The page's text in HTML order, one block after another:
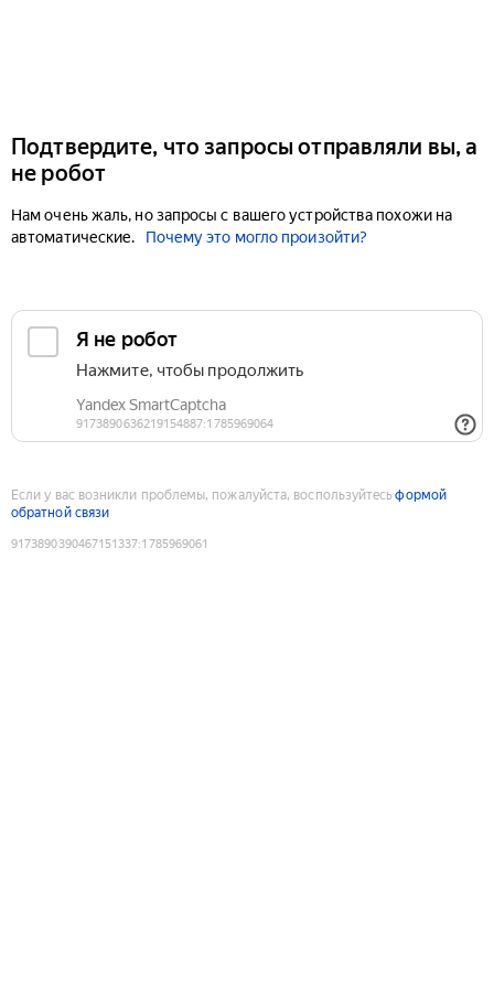
Подтвердите, что запросы отправляли вы, а
не робот
Нам очень жаль, но запросы с вашего устройства похожи на
автоматические.
Почему это могло произойти?
Если у вас возникли проблемы, пожалуйста, воспользуйтесьформой
обратной связи
9173890390467151337:1785969061